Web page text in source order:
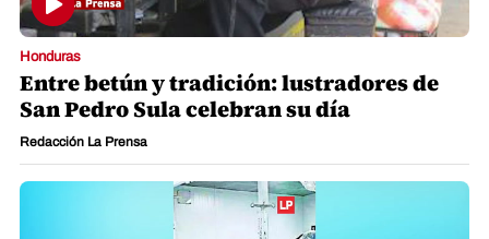
Honduras
Entre betún y tradición: lustradores de
San Pedro Sula celebran su día
Redacción La Prensa